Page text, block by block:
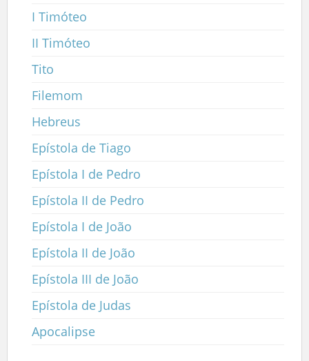
I Timóteo
II Timóteo
Tito
Filemom
Hebreus
Epístola de Tiago
Epístola I de Pedro
Epístola II de Pedro
Epístola I de João
Epístola II de João
Epístola III de João
Epístola de Judas
Apocalipse